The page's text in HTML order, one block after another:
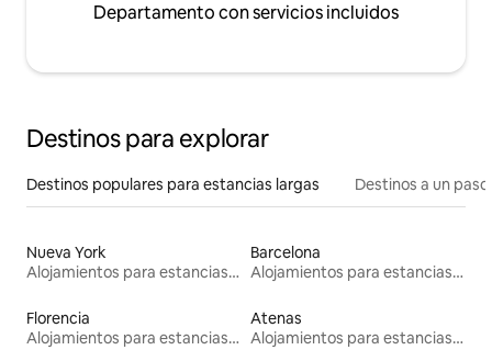
Departamento con servicios incluidos
Destinos para explorar
Destinos populares para estancias largas Destinos a un
Nueva York
Alojamientos para estancias largas
Barcelona
Alojamientos para estancias largas
Florencia
Alojamientos para estancias largas
Atenas
Alojamientos para estancias largas